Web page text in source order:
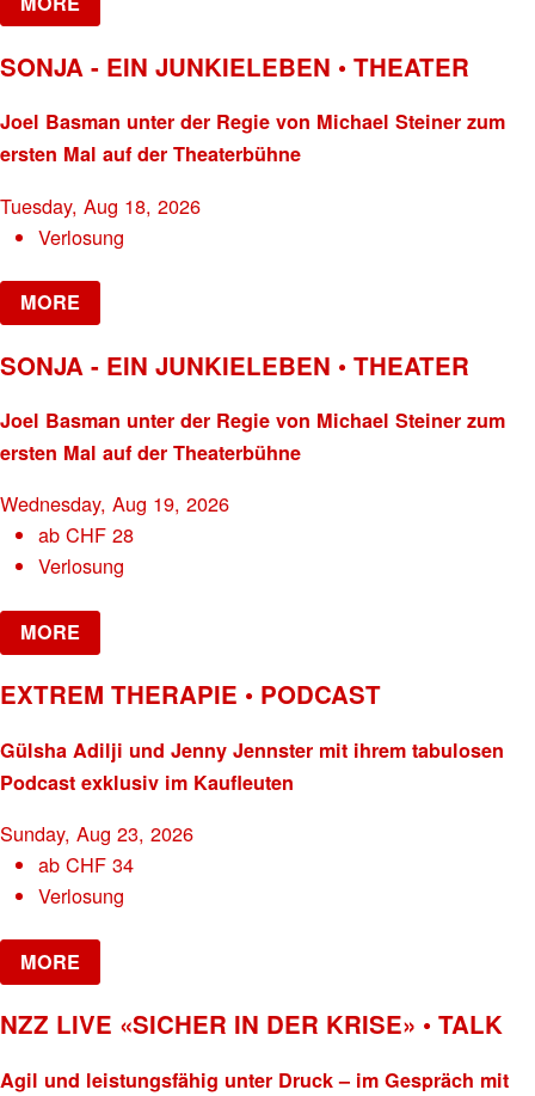
SONJA - EIN JUNKIELEBEN • THEATER
Joel Basman unter der Regie von Michael Steiner zum
ersten Mal auf der Theaterbühne
Tuesday, Aug 18, 2026
Verlosung
MORE
SONJA - EIN JUNKIELEBEN • THEATER
Joel Basman unter der Regie von Michael Steiner zum
ersten Mal auf der Theaterbühne
Wednesday, Aug 19, 2026
abCHF 28
Verlosung
MORE
EXTREM THERAPIE • PODCAST
Gülsha Adilji und Jenny Jennster mit ihrem tabulosen
Podcast exklusiv im Kaufleuten
Sunday, Aug 23, 2026
abCHF 34
Verlosung
MORE
NZZ LIVE «SICHER IN DER KRISE» • TALK
Agil und leistungsfähig unter Druck – im Gespräch mit